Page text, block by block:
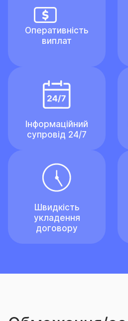
Оперативність
виплат
Інформаційний
супровід 24/7
Швидкість
укладення
договору